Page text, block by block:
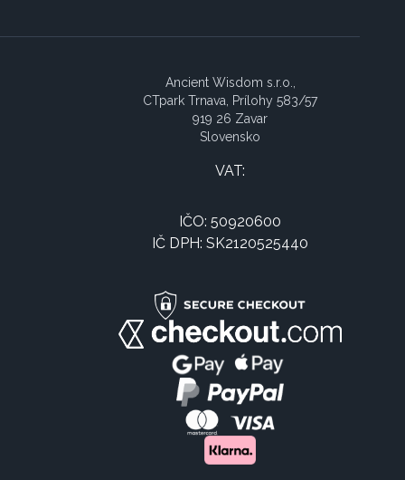
Ancient Wisdom s.r.o.,
CTpark Trnava, Prílohy 583/57
919 26 Zavar
Slovensko
VAT:
IČO: 50920600
IČ DPH: SK2120525440